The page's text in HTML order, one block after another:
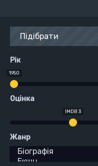
Підібрати
Рік
1950
Оцінка
IMDB 3
Жанр